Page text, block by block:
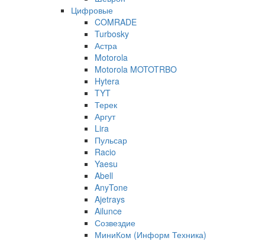
Цифровые
COMRADE
Turbosky
Астра
Motorola
Motorola MOTOTRBO
Hytera
TYT
Терек
Аргут
Lira
Пульсар
Racio
Yaesu
Abell
AnyTone
Ajetrays
Ailunce
Созвездие
МиниКом (Информ Техника)